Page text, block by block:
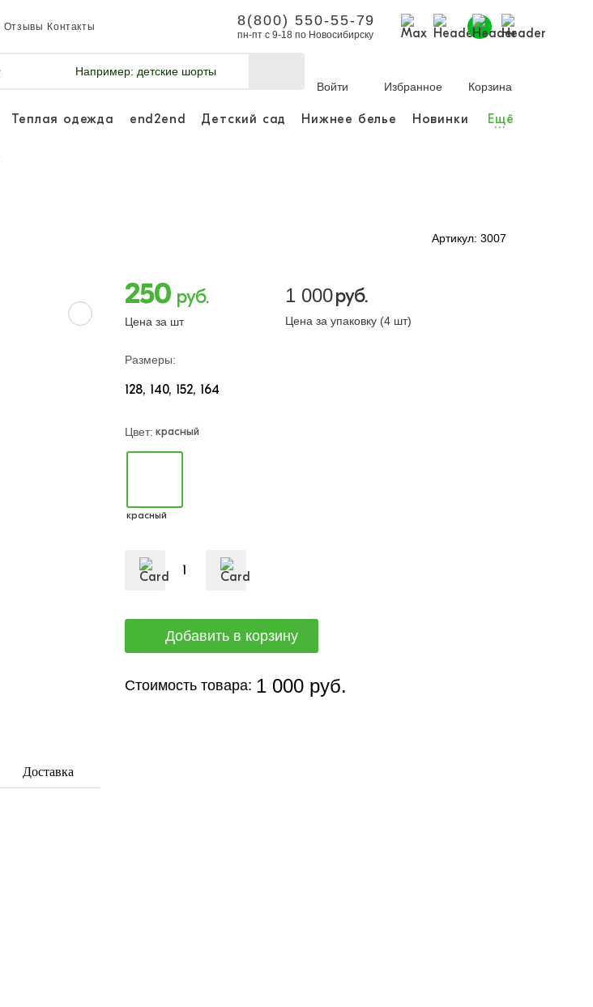
Отзывы Контакты 8(800) 550-55-79
пн-пт с 9-18 по Новосибирску
Например: детские шорты
Войти
Избранное Корзина
Теплая одежда end2end Детский сад Нижнее белье Новинки Ещё
...
Артикул: 3007
250 руб.
Цена за шт
1 000руб.
Цена за упаковку (4 шт)
Размеры:
128 140 152 164
Цвет: красный
красный
Стоимость товара: 1 000 руб.
Доставка